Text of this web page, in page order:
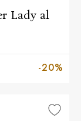
Lady al
-20%